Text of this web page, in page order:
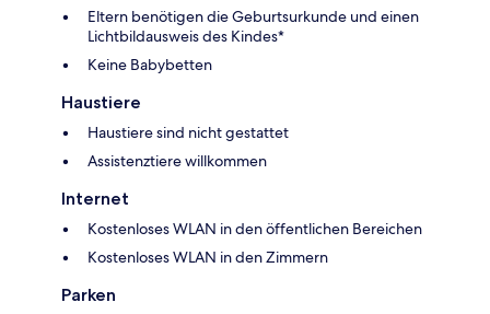
Eltern benötigen die Geburtsurkunde und einen
Lichtbildausweis des Kindes*
Keine Babybetten
Haustiere
Haustiere sind nicht gestattet
Assistenztiere willkommen
Internet
Kostenloses WLAN in den öffentlichen Bereichen
Kostenloses WLAN in den Zimmern
Parken